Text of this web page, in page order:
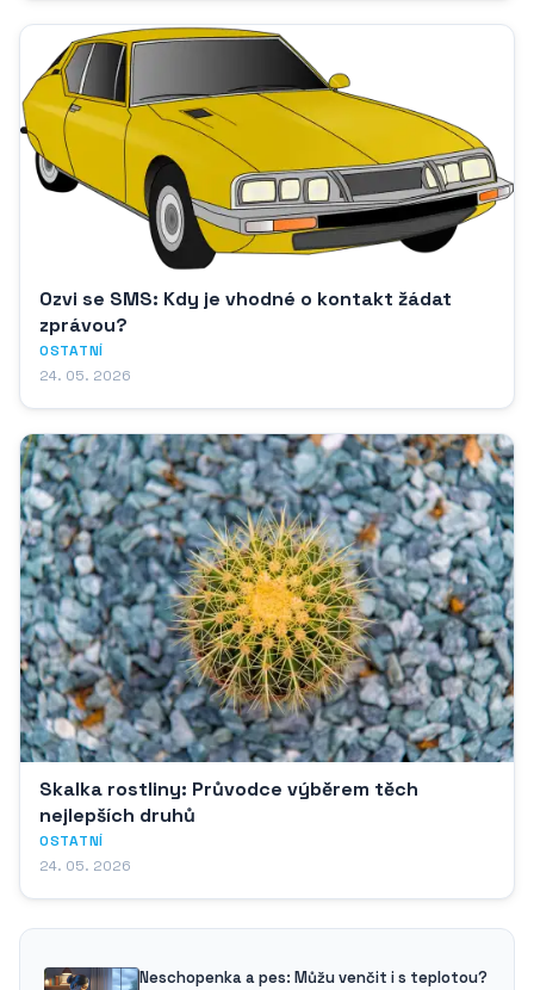
Ozvi se SMS: Kdy je vhodné o kontakt žádat
zprávou?
OSTATNÍ
24. 05. 2026
Skalka rostliny: Průvodce výběrem těch
nejlepších druhů
OSTATNÍ
24. 05. 2026
Neschopenka a pes: Můžu venčit i s teplotou?